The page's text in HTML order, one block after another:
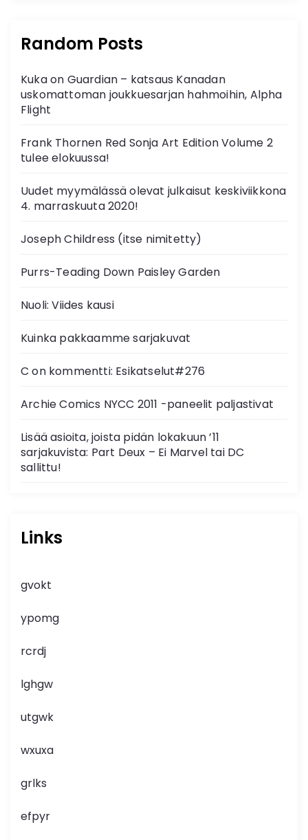
Random Posts
Kuka on Guardian – katsaus Kanadan
uskomattoman joukkuesarjan hahmoihin, Alpha
Flight
Frank Thornen Red Sonja Art Edition Volume 2
tulee elokuussa!
Uudet myymälässä olevat julkaisut keskiviikkona
4. marraskuuta 2020!
Joseph Childress (itse nimitetty)
Purrs-Teading Down Paisley Garden
Nuoli: Viides kausi
Kuinka pakkaamme sarjakuvat
C on kommentti: Esikatselut#276
Archie Comics NYCC 2011 -paneelit paljastivat
Lisää asioita, joista pidän lokakuun ’11
sarjakuvista: Part Deux – Ei Marvel tai DC
sallittu!
Links
gvokt
ypomg
rcrdj
lghgw
utgwk
wxuxa
grlks
efpyr